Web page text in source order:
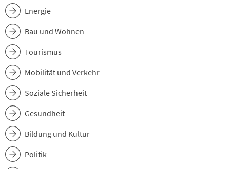
Energie
Bau und Wohnen
Tourismus
Mobilität und Verkehr
Soziale Sicherheit
Gesundheit
Bildung und Kultur
Politik